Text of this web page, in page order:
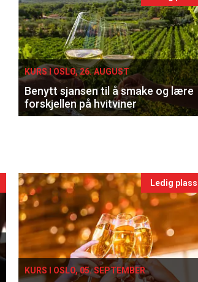
single
KURS I OSLO, 26. AUGUST
Benytt sjansen til å smake og lære
forskjellen på hvitviner
Ledig plass
KURS I OSLO, 05. SEPTEMBER